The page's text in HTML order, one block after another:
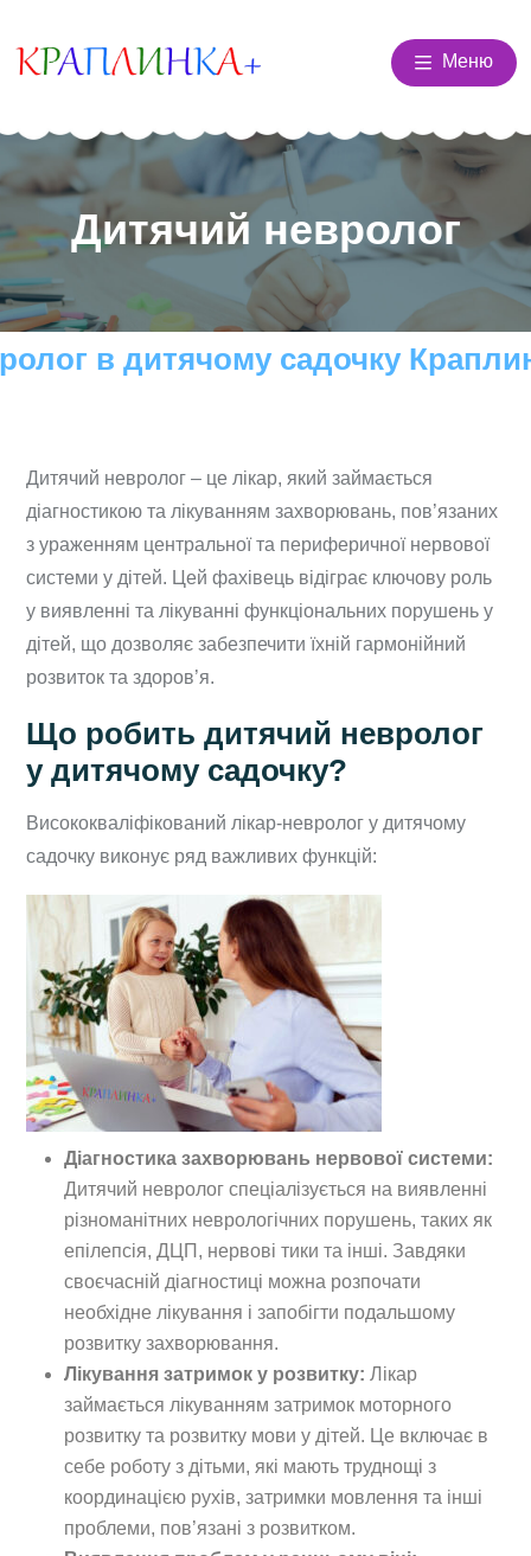
Меню
Дитячий невролог
в дитячому садочку
Дитячий невролог – це лікар, який займається
діагностикою та лікуванням захворювань, пов’язаних
з ураженням центральної та периферичної нервової
системи у дітей. Цей фахівець відіграє ключову роль
у виявленні та лікуванні функціональних порушень у
дітей, що дозволяє забезпечити їхній гармонійний
розвиток та здоров’я.
Що робить дитячий невролог
у дитячому садочку?
Висококваліфікований лікар-невролог у дитячому
садочку виконує ряд важливих функцій:
Діагностика захворювань нервової системи:
Дитячий невролог спеціалізується на виявленні
різноманітних неврологічних порушень, таких як
епілепсія, ДЦП, нервові тики та інші. Завдяки
своєчасній діагностиці можна розпочати
необхідне лікування і запобігти подальшому
розвитку захворювання.
Лікування затримок у розвитку: Лікар
займається лікуванням затримок моторного
розвитку та розвитку мови у дітей. Це включає в
себе роботу з дітьми, які мають труднощі з
координацією рухів, затримки мовлення та інші
проблеми, пов’язані з розвитком.